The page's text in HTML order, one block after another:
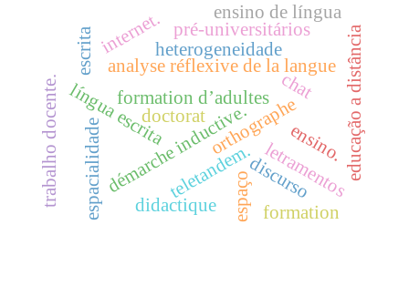
orthographe
formation d’adultes
analyse réflexive de la langue
démarche inductive.
língua escrita
heterogeneidade
chat
teletandem.
escrita
letramentos
discurso educação a distância
internet.
espaço
espacialidade
pré-universitários
ensino.
ensino de língua
trabalho docente. didactique
doctorat
formation